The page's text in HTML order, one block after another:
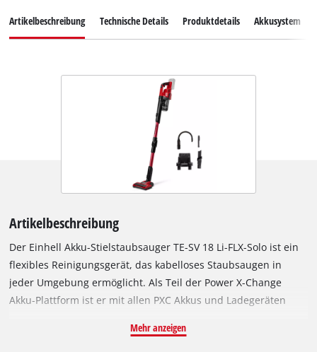
Artikelbeschreibung Technische Details Produktdetails Akkusystem
Artikelbeschreibung
Der Einhell Akku-Stielstaubsauger TE-SV 18 Li-FLX-Solo ist ein
flexibles Reinigungsgerät, das kabelloses Staubsaugen in
jeder Umgebung ermöglicht. Als Teil der Power X-Change
Akku-Plattform ist er mit allen PXC Akkus und Ladegeräten
Staubsauger von alltäglicher Verschmutzung bis hin zu
Mehr anzeigen